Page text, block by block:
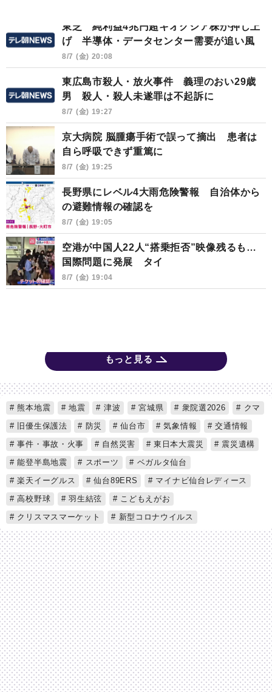
東芝 純利益4兆円超キオクシア株が押し上
げ 半導体・データセンター需要が追い風
8/7 (金) 20:08
東広島市殺人・放火事件 義理のおい29歳
男 殺人・殺人未遂罪は不起訴に
8/7 (金) 19:27
京大病院 脳腫瘍手術で誤って摘出 患者は
自ら呼吸できず重篤に
8/7 (金) 19:25
長野県にレベル4大雨危険警報 自治体から
の避難情報の確認を
8/7 (金) 19:05
空港が中国人22人“搭乗拒否”映像残るも…
国際問題に発展 タイ
8/7 (金) 19:04
もっと見る
熊本地震 地震 津波 宮城県 衆院選2026
クマ
旧優生保護法
防災 仙台市 気象情報
交通情報
事件・事故・火事
自然災害 東日本大震災
震災遺構
能登半島地震
スポーツ
ベガルタ仙台
楽天イーグルス
仙台89ERS
マイナビ仙台レディース
高校野球
羽生結弦
こどもえがお
クリスマスマーケット
新型コロナウイルス